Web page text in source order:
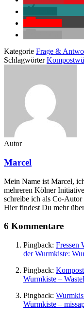
Kategorie Frage &
Schlagwörter
Autor
Marcel
Mein Name ist Marcel,
mehreren Kölner
schreibe ich als Co-Autor
Hier findest Du mehr
6 Kommentare
Pingback: Fressen
der Wurmkiste:
Pingback:
Wurmkiste –
Pingback:
Wurmkiste –